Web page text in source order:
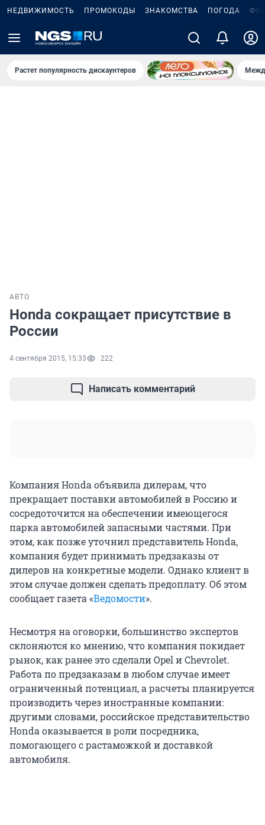
НЕДВИЖИМОСТЬ ПРОМОКОДЫ ЗНАКОМСТВА ПОГОДА
Растет популярность дискаунтеров
АВТО
Honda сокращает присутствие в
России
4 сентября 2015, 15:33 222
Написать комментарий
Компания Honda объявила дилерам, что
прекращает поставки автомобилей в Россию и
сосредоточится на обеспечении имеющегося
парка автомобилей запасными частями. При
этом, как позже уточнил представитель Honda,
компания будет принимать предзаказы от
дилеров на конкретные модели. Однако клиент в
этом случае должен сделать предоплату. Об этом
сообщает газета «Ведомости».
Несмотря на оговорки, большинство экспертов
склоняются ко мнению, что компания покидает
рынок, как ранее это сделали Opel и Chevrolet.
Работа по предзаказам в любом случае имеет
ограниченный потенциал, а расчеты планируется
производить через иностранные компании:
другими словами, российское представительство
Honda оказывается в роли посредника,
помогающего с растаможкой и доставкой
автомобиля.